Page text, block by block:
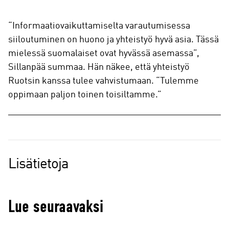
“Informaatiovaikuttamiselta varautumisessa
siiloutuminen on huono ja yhteistyö hyvä asia. Tässä
mielessä suomalaiset ovat hyvässä asemassa”,
Sillanpää summaa. Hän näkee, että yhteistyö
Ruotsin kanssa tulee vahvistumaan. “Tulemme
oppimaan paljon toinen toisiltamme.”
Lisätietoja
Lue seuraavaksi